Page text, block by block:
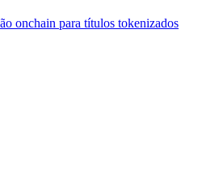
onchain para títulos tokenizados